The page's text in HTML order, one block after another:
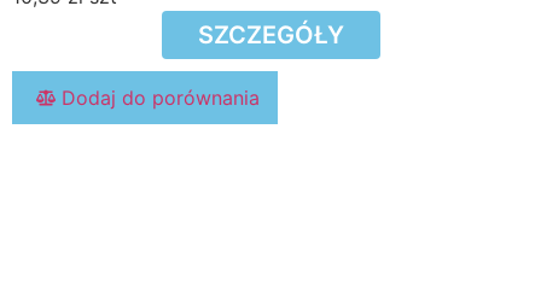
SZCZEGÓŁY
Dodaj do porównania